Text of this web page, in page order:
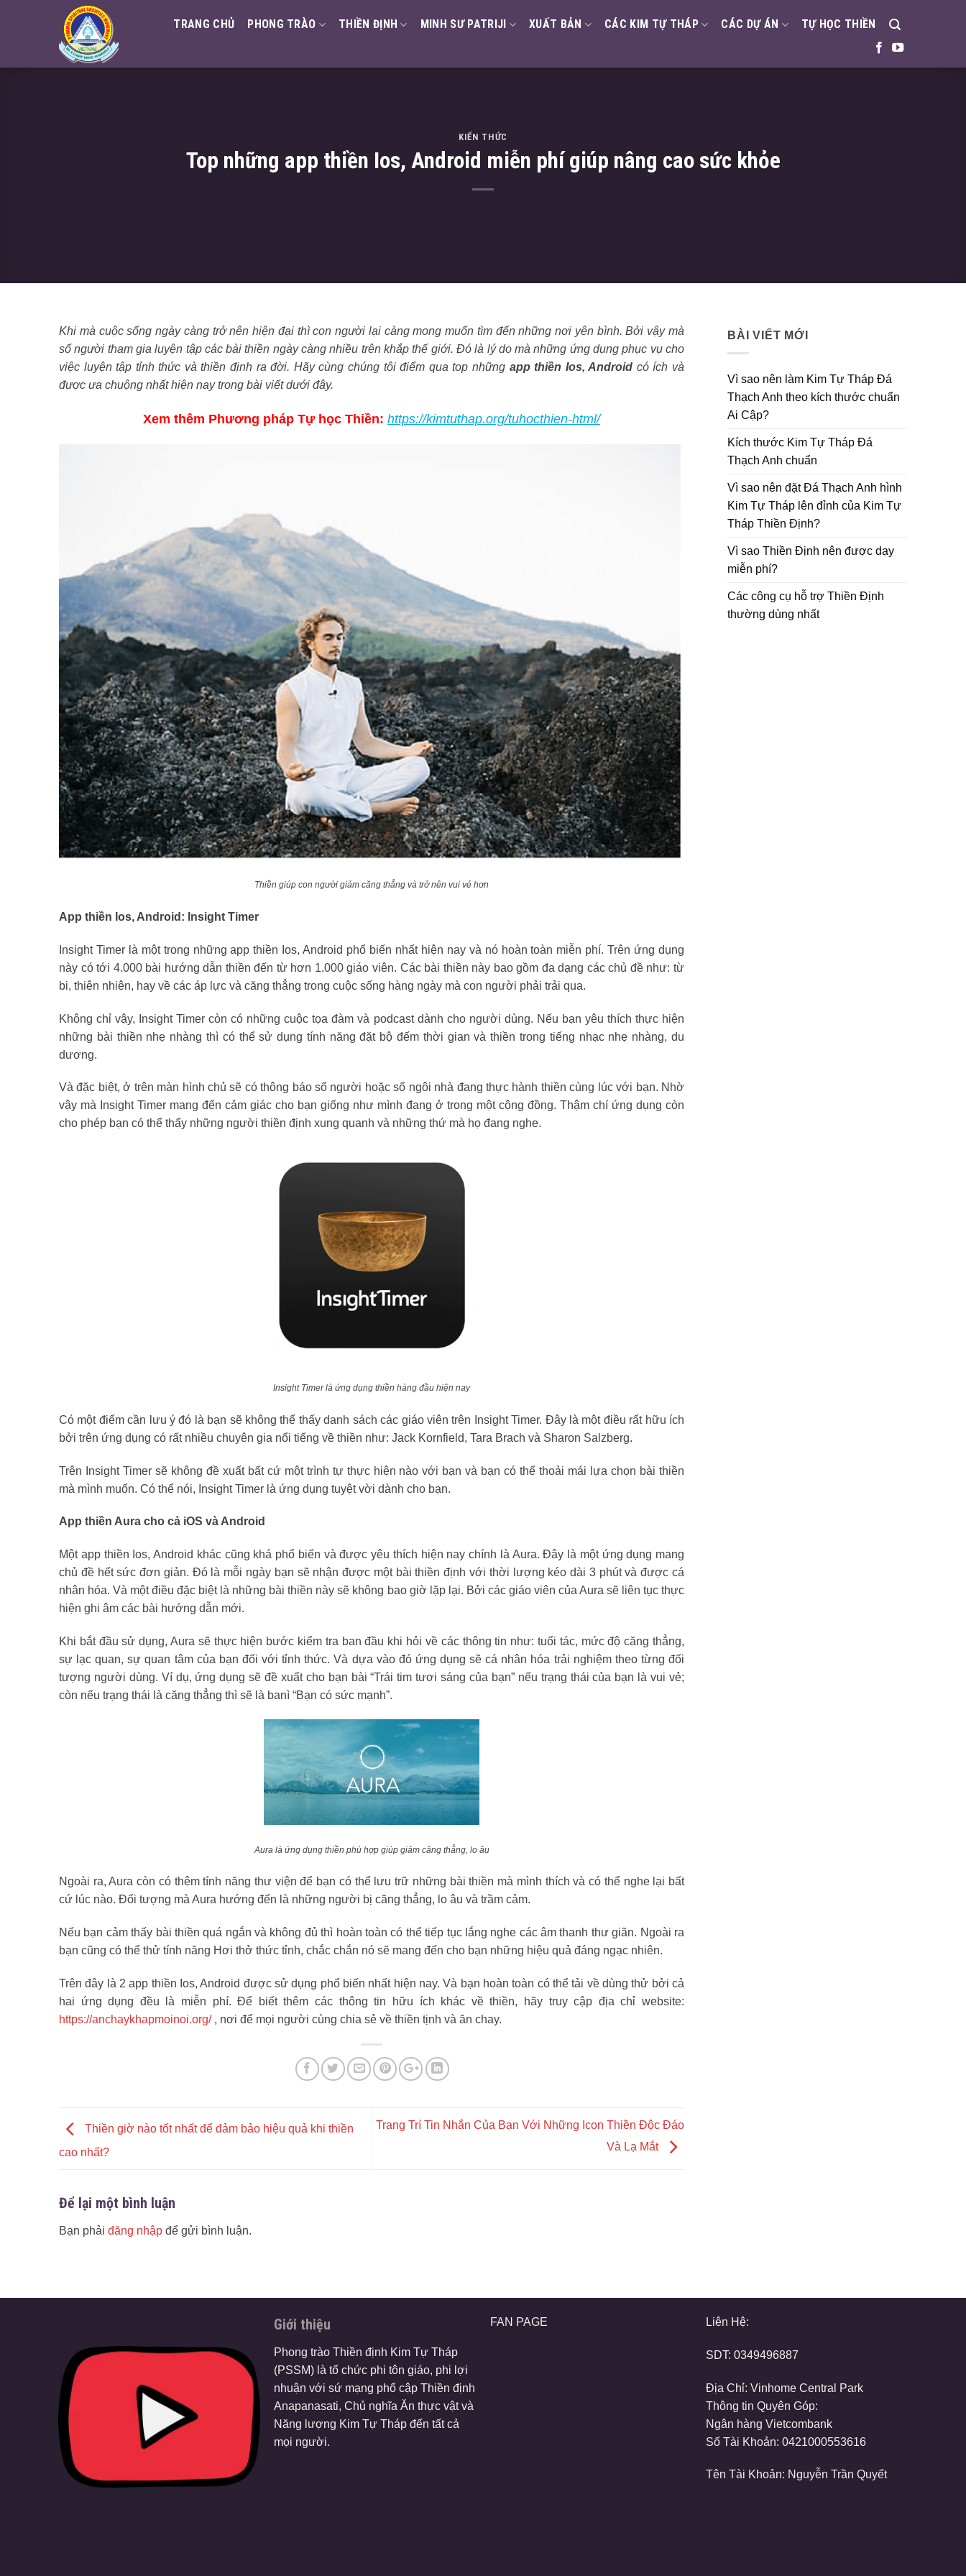
TRANG CHỦ PHONG TRÀO THIỀN ĐỊNH MINH SƯ PATRIJI XUẤT BẢN CÁC KIM TỰ THÁP CÁC DỰ ÁN TỰ HỌC THIỀN
KIẾN THỨC
Top những app thiền Ios, Android miễn phí giúp nâng cao sức khỏe
Khi mà cuộc sống ngày càng trở nên hiện đại thì con người lại càng mong muốn tìm đến những nơi yên bình. Bởi vậy mà
số người tham gia luyện tập các bài thiền ngày càng nhiều trên khắp thế giới. Đó là lý do mà những ứng dụng phục vụ cho
việc luyện tập tỉnh thức và thiền định ra đời. Hãy cùng chúng tôi điểm qua top những app thiền Ios, Android có ích và
được ưa chuộng nhất hiện nay trong bài viết dưới đây.
Xem thêm Phương pháp Tự học Thiền: https://kimtuthap.org/tuhocthien-html/
Thiền giúp con người giảm căng thẳng và trở nên vui vẻ hơn
App thiền Ios, Android: Insight Timer
Insight Timer là một trong những app thiền Ios, Android phổ biến nhất hiện nay và nó hoàn toàn miễn phí. Trên ứng dụng
này có tới 4.000 bài hướng dẫn thiền đến từ hơn 1.000 giáo viên. Các bài thiền này bao gồm đa dạng các chủ đề như: từ
bi, thiên nhiên, hay về các áp lực và căng thẳng trong cuộc sống hàng ngày mà con người phải trải qua.
Không chỉ vậy, Insight Timer còn có những cuộc tọa đàm và podcast dành cho người dùng. Nếu bạn yêu thích thực hiện
những bài thiền nhẹ nhàng thì có thể sử dụng tính năng đặt bộ đếm thời gian và thiền trong tiếng nhạc nhẹ nhàng, du
dương.
Và đặc biệt, ở trên màn hình chủ sẽ có thông báo số người hoặc số ngôi nhà đang thực hành thiền cùng lúc với bạn. Nhờ
vậy mà Insight Timer mang đến cảm giác cho bạn giống như mình đang ở trong một cộng đồng. Thậm chí ứng dụng còn
cho phép bạn có thể thấy những người thiền định xung quanh và những thứ mà họ đang nghe.
Insight Timer là ứng dụng thiền hàng đầu hiện nay
Có một điểm cần lưu ý đó là bạn sẽ không thể thấy danh sách các giáo viên trên Insight Timer. Đây là một điều rất hữu ích
bởi trên ứng dụng có rất nhiều chuyên gia nổi tiếng về thiền như: Jack Kornfield, Tara Brach và Sharon Salzberg.
Trên Insight Timer sẽ không đề xuất bất cứ một trình tự thực hiện nào với bạn và bạn có thể thoải mái lựa chọn bài thiền
mà mình muốn. Có thể nói, Insight Timer là ứng dụng tuyệt vời dành cho bạn.
App thiền Aura cho cả iOS và Android
Một app thiền Ios, Android khác cũng khá phổ biến và được yêu thích hiện nay chính là Aura. Đây là một ứng dụng mang
chủ đề hết sức đơn giản. Đó là mỗi ngày bạn sẽ nhận được một bài thiền định với thời lượng kéo dài 3 phút và được cá
nhân hóa. Và một điều đặc biệt là những bài thiền này sẽ không bao giờ lặp lại. Bởi các giáo viên của Aura sẽ liên tục thực
hiện ghi âm các bài hướng dẫn mới.
Khi bắt đầu sử dụng, Aura sẽ thực hiện bước kiểm tra ban đầu khi hỏi về các thông tin như: tuổi tác, mức độ căng thẳng,
sự lạc quan, sự quan tâm của bạn đối với tỉnh thức. Và dựa vào đó ứng dụng sẽ cá nhân hóa trải nghiệm theo từng đối
tượng người dùng. Ví dụ, ứng dụng sẽ đề xuất cho bạn bài “Trái tim tươi sáng của bạn” nếu trạng thái của bạn là vui vẻ;
còn nếu trạng thái là căng thẳng thì sẽ là banì “Bạn có sức mạnh”.
Aura là ứng dụng thiền phù hợp giúp giảm căng thẳng, lo âu
Ngoài ra, Aura còn có thêm tính năng thư viện để bạn có thể lưu trữ những bài thiền mà mình thích và có thể nghe lại bất
cứ lúc nào. Đối tượng mà Aura hướng đến là những người bị căng thẳng, lo âu và trầm cảm.
Nếu bạn cảm thấy bài thiền quá ngắn và không đủ thì hoàn toàn có thể tiếp tục lắng nghe các âm thanh thư giãn. Ngoài ra
bạn cũng có thể thử tính năng Hơi thở thức tỉnh, chắc chắn nó sẽ mang đến cho bạn những hiệu quả đáng ngạc nhiên.
Trên đây là 2 app thiền Ios, Android được sử dụng phổ biến nhất hiện nay. Và bạn hoàn toàn có thể tải về dùng thử bởi cả
hai ứng dụng đều là miễn phí. Để biết thêm các thông tin hữu ích khác về thiền, hãy truy cập địa chỉ website:
https://anchaykhapmoinoi.org/, nơi để mọi người cùng chia sẻ về thiền tịnh và ăn chay.
Thiền giờ nào tốt nhất để đảm bảo hiệu quả khi thiền
cao nhất?
Trang Trí Tin Nhắn Của Bạn Với Những Icon Thiền Độc Đáo
Và Lạ Mắt
Để lại một bình luận
Bạn phải đăng nhập để gửi bình luận.
BÀI VIẾT MỚI
Vì sao nên làm Kim Tự Tháp Đá
Thạch Anh theo kích thước chuẩn
Ai Cập?
Kích thước Kim Tự Tháp Đá
Thạch Anh chuẩn
Vì sao nên đặt Đá Thạch Anh hình
Kim Tự Tháp lên đỉnh của Kim Tự
Tháp Thiền Định?
Vì sao Thiền Định nên được dạy
miễn phí?
Các công cụ hỗ trợ Thiền Định
thường dùng nhất
Giới thiệu
Phong trào Thiền định Kim Tự Tháp
(PSSM) là tổ chức phi tôn giáo, phi lợi
nhuận với sứ mạng phổ cập Thiền định
Anapanasati, Chủ nghĩa Ăn thực vật và
Năng lượng Kim Tự Tháp đến tất cả
mọi người.
FAN PAGE Liên Hệ:
SDT:0349496887
Địa Chỉ: Vinhome Central Park
Thông tin Quyên Góp:
Ngân hàng Vietcombank
Số Tài Khoản: 0421000553616
Tên Tài Khoản: Nguyễn Trần Quyết